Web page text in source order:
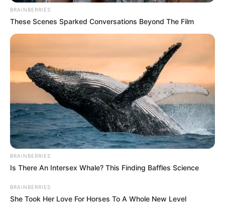
BRAINBERRIES
These Scenes Sparked Conversations Beyond The Film
BRAINBERRIES
Is There An Intersex Whale? This Finding Baffles Science
BRAINBERRIES
She Took Her Love For Horses To A Whole New Level